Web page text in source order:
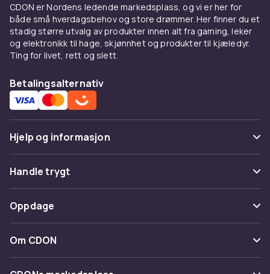
CDON er Nordens ledende markedsplass, og vi er her for
både små hverdagsbehov og store drømmer. Her finner du et
stadig større utvalg av produkter innen alt fra gaming, leker
og elektronikk til hage, skjønnhet og produkter til kjæledyr.
Ting for livet, rett og slett.
Betalingsalternativ
Hjelp og informasjon
Vanlige spørsmål
Spor pakke
Angre & returner her
Kontakt oss
Handle trygt
Betaling
Levering
Oppdage
Kategorier
Varemerker
Om CDON
Om oss